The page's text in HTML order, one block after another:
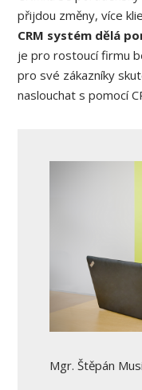
přijdou změny, více
CRM systém dělá
je pro rostoucí firmu
pro své zákazníky
naslouchat s pomocí
Mgr. Štěpán